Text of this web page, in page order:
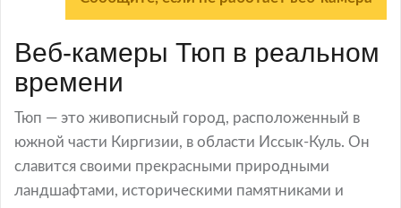
Веб-камеры Тюп в реальном
времени
Тюп — это живописный город, расположенный в
южной части Киргизии, в области Иссык-Куль. Он
славится своими прекрасными природными
ландшафтами, историческими памятниками и